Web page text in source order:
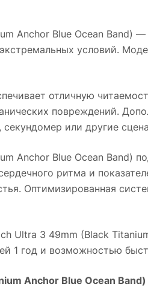
Anchor Blue Ocean Band) —
условий.
отличную
повреждений.
или другие
Anchor Blue Ocean Band)
ритма и
Оптимизированная
Ultra 3 49mm (Black
1 год и возможностью
Anchor Blue Ocean Band)